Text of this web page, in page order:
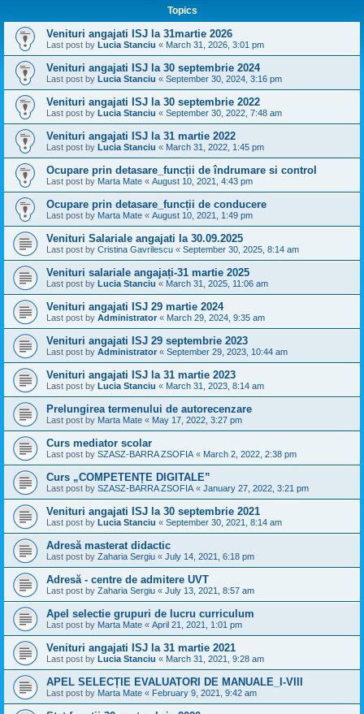
Topics
Venituri angajati ISJ la 31martie 2026
Last post by Lucia Stanciu « March 31, 2026, 3:01 pm
Venituri angajati ISJ la 30 septembrie 2024
Last post by Lucia Stanciu « September 30, 2024, 3:16 pm
Venituri angajati ISJ la 30 septembrie 2022
Last post by Lucia Stanciu « September 30, 2022, 7:48 am
Venituri angajati ISJ la 31 martie 2022
Last post by Lucia Stanciu « March 31, 2022, 1:45 pm
Ocupare prin detasare_funcții de îndrumare si control
Last post by Marta Mate « August 10, 2021, 4:43 pm
Ocupare prin detasare_funcții de conducere
Last post by Marta Mate « August 10, 2021, 1:49 pm
Venituri Salariale angajati la 30.09.2025
Last post by Cristina Gavrilescu « September 30, 2025, 8:14 am
Venituri salariale angajați-31 martie 2025
Last post by Lucia Stanciu « March 31, 2025, 11:06 am
Venituri angajati ISJ 29 martie 2024
Last post by Administrator « March 29, 2024, 9:35 am
Venituri angajati ISJ 29 septembrie 2023
Last post by Administrator « September 29, 2023, 10:44 am
Venituri angajati ISJ la 31 martie 2023
Last post by Lucia Stanciu « March 31, 2023, 8:14 am
Prelungirea termenului de autorecenzare
Last post by Marta Mate « May 17, 2022, 3:27 pm
Curs mediator scolar
Last post by SZASZ-BARRA ZSOFIA « March 2, 2022, 2:38 pm
Curs „COMPETENȚE DIGITALE”
Last post by SZASZ-BARRA ZSOFIA « January 27, 2022, 3:21 pm
Venituri angajati ISJ la 30 septembrie 2021
Last post by Lucia Stanciu « September 30, 2021, 8:14 am
Adresă masterat didactic
Last post by Zaharia Sergiu « July 14, 2021, 6:18 pm
Adresă - centre de admitere UVT
Last post by Zaharia Sergiu « July 13, 2021, 8:57 am
Apel selectie grupuri de lucru curriculum
Last post by Marta Mate « April 21, 2021, 1:01 pm
Venituri angajati ISJ la 31 martie 2021
Last post by Lucia Stanciu « March 31, 2021, 9:28 am
APEL SELECȚIE EVALUATORI DE MANUALE_I-VIII
Last post by Marta Mate « February 9, 2021, 9:42 am